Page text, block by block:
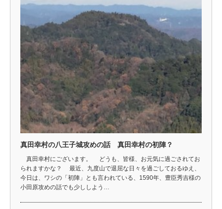
真田幸村の八王子城攻めの話 真田幸村の初陣？
真田幸村にございます。 どうも、皆様、お元気に過ごされてお
られますかな？ 最近、九度山で退屈な日々を過ごしておるゆえ、
今日は、ワシの「初陣」とも言われている、1590年、豊臣秀吉様の
小田原攻めの話でも少ししよう…